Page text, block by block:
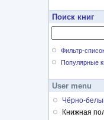
Поиск книг
Фильтр-
Популярные
User menu
Чёрно-
Книжная